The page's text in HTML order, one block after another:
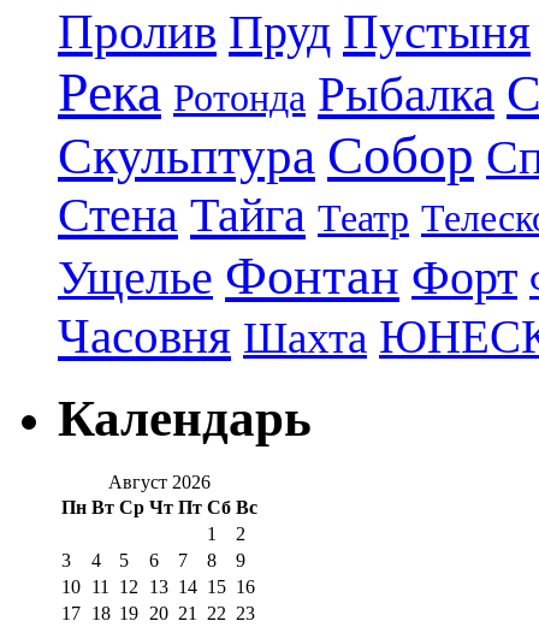
Пролив Пруд Пустыня
Река Ротонда Рыбалка
Скульптура Собор
Стена Тайга Театр
Ущелье Фонтан Форт
Часовня Шахта
Календарь
Август 2026
Пн Вт Ср Чт Пт Сб Вс
1
2
3
4 5 6 7 8
9
10 11 12 13 14 15 16
17 18 19 20 21 22 23